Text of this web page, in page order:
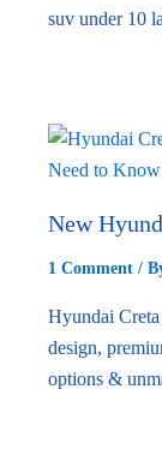
suv under 10
New
1 Comment /
Hyundai
design,
options &